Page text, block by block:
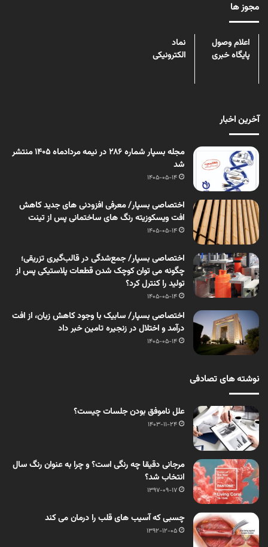
مجوز ها
اعلام وصول
پایگاه خبری
نماد
الکترونیکی
آخرین اخبار
مجله بسپار شماره 286 در نیمه مردادماه 1405 منتشر
شد
1405-05-14
اختصاصی بسپار/ معرفی افزودنی های جدید کاهش
افت ویسکوزیته رنگ های ساختمانی پس از تینت
1405-05-14
اختصاصی بسپار/ جمع‌شدگی در قالب‌گیری تزریقی؛
چگونه می توان کوچک شدن قطعات پلاستیکی پس از
تولید را کنترل کرد؟
1405-05-14
اختصاصی بسپار/ سابیک با وجود کاهش زیان، از افت
درآمد و اختلال در زنجیره تامین خبر داد
1405-05-14
نوشته های تصادفی
علل ناموفق بودن جلسات چیست؟
1403-11-24
مرجانی دقیقا چه رنگی است؟ و چرا به عنوان رنگ سال
انتخاب شد؟
1397-09-17
چسبی که آسیب های قلب را درمان می کند
1392-12-05